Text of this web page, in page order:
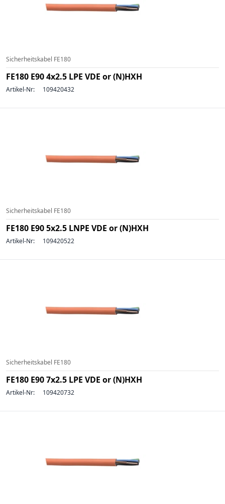
Sicherheitskabel FE180
FE180 E90 4x2.5 LPE VDE or (N)HXH
Artikel-Nr: 109420432
Sicherheitskabel FE180
FE180 E90 5x2.5 LNPE VDE or (N)HXH
Artikel-Nr: 109420522
Sicherheitskabel FE180
FE180 E90 7x2.5 LPE VDE or (N)HXH
Artikel-Nr: 109420732